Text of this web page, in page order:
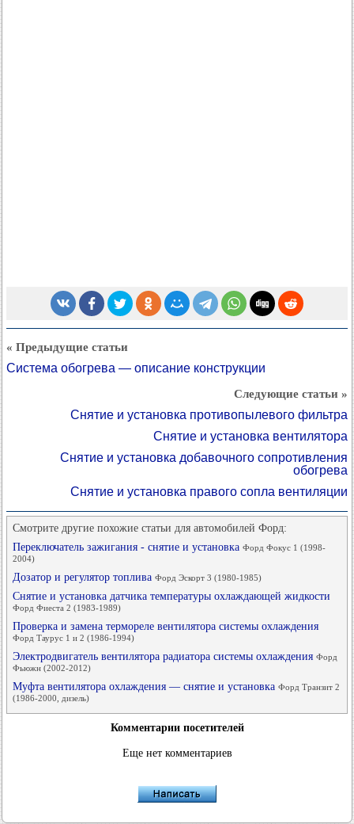
« Предыдущие статьи
Система обогрева — описание конструкции
Следующие статьи »
Снятие и установка противопылевого фильтра
Снятие и установка вентилятора
Снятие и установка добавочного сопротивления
обогрева
Снятие и установка правого сопла вентиляции
Смотрите другие похожие статьи для автомобилей Форд:
Переключатель зажигания - снятие и установка Форд Фокус 1 (1998-
2004)
Дозатор и регулятор топлива Форд Эскорт 3 (1980-1985)
Снятие и установка датчика температуры охлаждающей жидкости
Форд Фиеста 2 (1983-1989)
Проверка и замена термореле вентилятора системы охлаждения
Форд Таурус 1 и 2 (1986-1994)
Электродвигатель вентилятора радиатора системы охлаждения Форд
Фьюжн (2002-2012)
Муфта вентилятора охлаждения — снятие и установка Форд Транзит 2
(1986-2000, дизель)
Комментарии посетителей
Еще нет комментариев